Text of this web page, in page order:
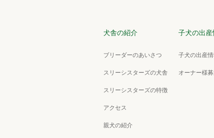
犬舎の紹介
ブリーダーのあいさつ
スリーシスターズの犬舎
スリーシスターズの特徴
アクセス
親犬の紹介
子犬の出産
子犬の出産
オーナー様